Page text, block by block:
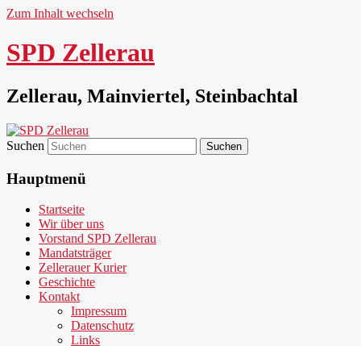
Zum Inhalt wechseln
SPD Zellerau
Zellerau, Mainviertel, Steinbachtal
Suchen
Hauptmenü
Startseite
Wir über uns
Vorstand SPD Zellerau
Mandatsträger
Zellerauer Kurier
Geschichte
Kontakt
Impressum
Datenschutz
Links